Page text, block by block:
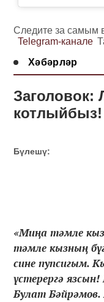
Следите за самым
Telegram-канале
Хәбәрләр
Заголовок:
котлыйбыз!
Бүлешү:
«Миңа тәмле
тәмле кызның
сине пупсигым.
үстерергә
Булат Бәйрәмов.